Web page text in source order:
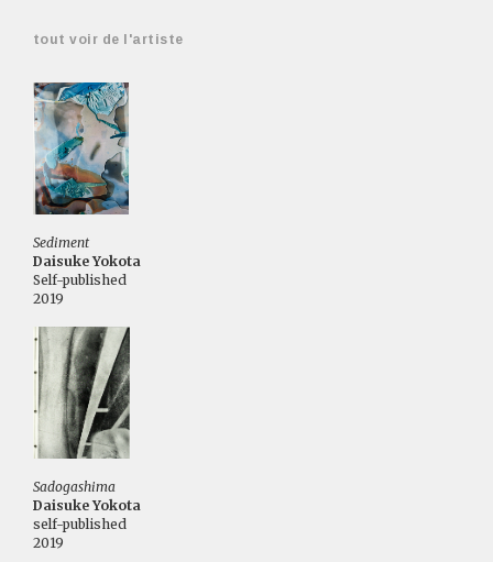
tout voir de l'artiste
Sediment
Daisuke Yokota
Self-published
2019
Sadogashima
Daisuke Yokota
self-published
2019